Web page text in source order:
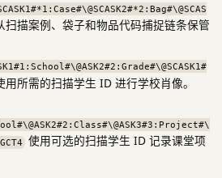
扫描案例、袋子和物品代码捕捉链条保管
用所需的扫描学生 ID 进行学校肖像。
使用可选的扫描学生 ID 记录课堂项